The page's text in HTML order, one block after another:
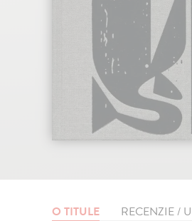
O TITULE RECENZIE /